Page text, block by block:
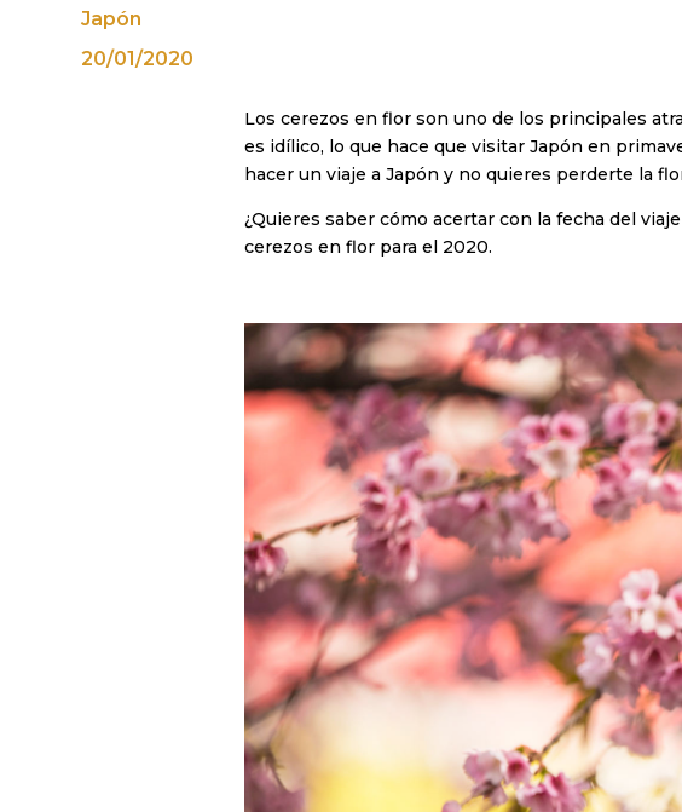
Japón
20/01/2020
Los cerezos en flor son uno de los principales
es idílico, lo que hace que visitar Japón en
hacer un viaje a Japón y no quieres perderte la
¿Quieres saber cómo acertar con la fecha del
cerezos en flor para el 2020.